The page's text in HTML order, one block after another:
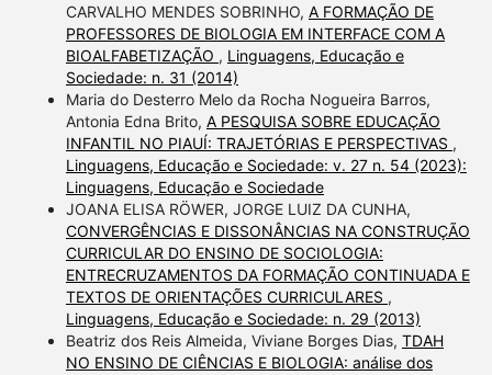
CARVALHO MENDES SOBRINHO, A FORMAÇÃO DE
PROFESSORES DE BIOLOGIA EM INTERFACE COM A
BIOALFABETIZAÇÃO , Linguagens, Educação e
Sociedade: n. 31 (2014)
Maria do Desterro Melo da Rocha Nogueira Barros,
Antonia Edna Brito, A PESQUISA SOBRE EDUCAÇÃO
INFANTIL NO PIAUÍ: TRAJETÓRIAS E PERSPECTIVAS ,
Linguagens, Educação e Sociedade: v. 27 n. 54 (2023):
Linguagens, Educação e Sociedade
JOANA ELISA RÖWER, JORGE LUIZ DA CUNHA,
CONVERGÊNCIAS E DISSONÂNCIAS NA CONSTRUÇÃO
CURRICULAR DO ENSINO DE SOCIOLOGIA:
ENTRECRUZAMENTOS DA FORMAÇÃO CONTINUADA E
TEXTOS DE ORIENTAÇÕES CURRICULARES ,
Linguagens, Educação e Sociedade: n. 29 (2013)
Beatriz dos Reis Almeida, Viviane Borges Dias, TDAH
NO ENSINO DE CIÊNCIAS E BIOLOGIA: análise dos